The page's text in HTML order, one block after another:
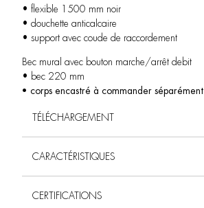
• flexible 1500 mm noir
• douchette anticalcaire
• support avec coude de raccordement
Bec mural avec bouton marche/arrêt debit
• bec 220 mm
• corps encastré à commander séparément
TÉLÉCHARGEMENT
CARACTÉRISTIQUES
CERTIFICATIONS